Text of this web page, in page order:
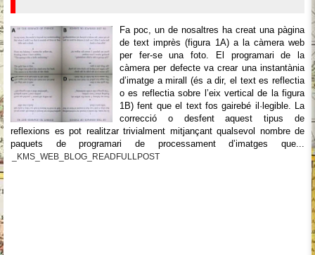
Fa poc, un de nosaltres ha creat una pàgina
de text imprès (figura 1A) a la càmera web
per fer-se una foto. El programari de la
càmera per defecte va crear una instantània
d’imatge a mirall (és a dir, el text es reflectia
o es reflectia sobre l’eix vertical de la figura
1B) fent que el text fos gairebé il·legible. La
correcció o desfent aquest tipus de
reflexions es pot realitzar trivialment mitjançant qualsevol nombre de
paquets de programari de processament d’imatges que...
_KMS_WEB_BLOG_READFULLPOST